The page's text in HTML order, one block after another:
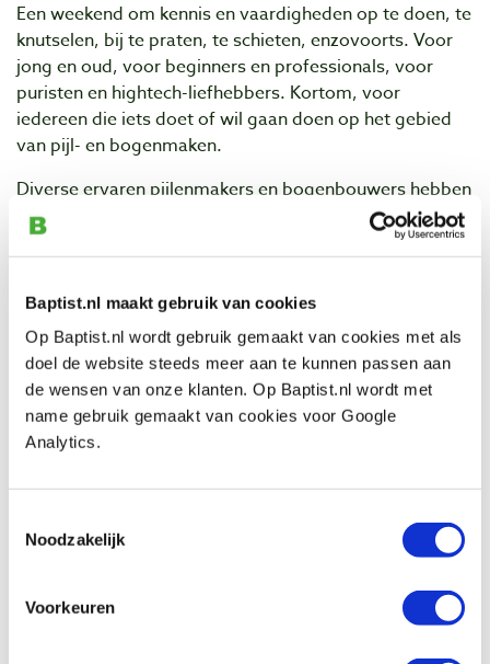
Baptist.nl maakt gebruik van cookies
Op Baptist.nl wordt gebruik gemaakt van cookies met als
doel de website steeds meer aan te kunnen passen aan
de wensen van onze klanten. Op Baptist.nl wordt met
name gebruik gemaakt van cookies voor Google
Analytics.
Noodzakelijk
Voorkeuren
Een weekend om kennis en vaardigheden op te doen, te
knutselen, bij te praten, te schieten, enzovoorts. Voor
jong en oud, voor beginners en professionals, voor
puristen en hightech-liefhebbers. Kortom, voor
iedereen die iets doet of wil gaan doen op het gebied
van pijl- en bogenmaken.
Diverse ervaren pijlenmakers en bogenbouwers hebben
hun komst alweer toegezegd, een mooie gelegenheid
om kennis te maken en het een en ander op te steken.
er is een schietveld en voor eten kan gezorgd worden.
Dus alle ingrediënten voor een ontspannen
bogenweekend zijn aanwezig en dat voor een
bescheiden prijs!
Geef je tijdig op
(Activiteiten, maaltijden, kamperen).
Bezoekers ook van harte welkom uiteraard!
Adres: Tsjalk 13